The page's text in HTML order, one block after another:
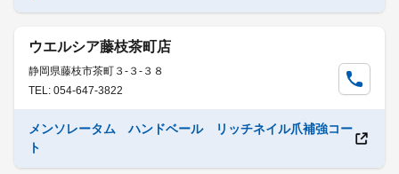
ウエルシア藤枝茶町店
静岡県藤枝市茶町３-３-３８
TEL: 054-647-3822
メンソレータム ハンドベール リッチネイル爪補強コー
ト